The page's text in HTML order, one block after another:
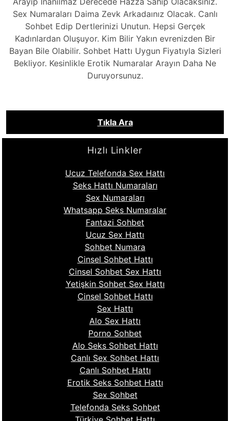
Sex Numaraları Daima Zevk Arkadaınız Olacak. Canlı
Sohbet Edip Dertlerinizi Unutun. Hepsi Gerçek
Kadınlardan Oluşuyor. Kim Bilir Yakın evrenizden Bir
Bayan Bile Olabilir. Sohbet Hattı Uygun Fiyatıyla Sizleri
Bekliyor. Kesinlikle Erotik Numaralar Arayın Daha Ne
Duruyorsunuz.
Tıkla Ara
Hızlı Linkler
Ucuz Telefonda Sex Hattı
Seks Hattı Numaraları
Sex Numaraları
Whatsapp Seks Numaralar
Fantazi Sohbet
Ucuz Sex Hattı
Sohbet Numara
Cinsel Sohbet Hattı
Cinsel Sohbet Sex Hattı
Yetişkin Sohbet Sex Hattı
Cinsel Sohbet Hattı
Sex Hattı
Alo Sex Hattı
Porno Sohbet
Alo Seks Sohbet Hattı
Canlı Sex Sohbet Hattı
Canlı Sohbet Hattı
Erotik Seks Sohbet Hattı
Sex Sohbet
Telefonda Seks Sohbet